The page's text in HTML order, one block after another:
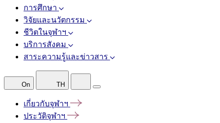
การศึกษา
วิจัยและนวัตกรรม
ชีวิตในจุฬาฯ
บริการสังคม
สาระความรู้และข่าวสาร
On TH
เกี่ยวกับจุฬาฯ
ประวัติจุฬาฯ